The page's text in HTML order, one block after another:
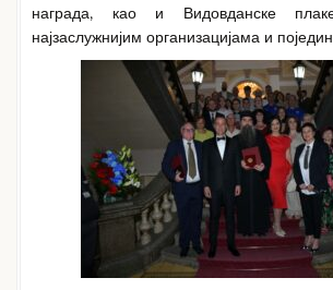
награда, као и Видовданске
најзаслужнијим организацијама и